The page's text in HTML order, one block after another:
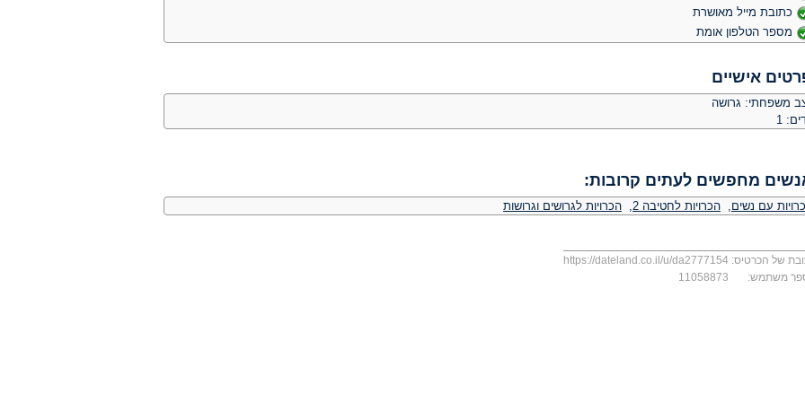
כתובת מייל מאושרת
מספר הטלפון אומת
אישיים
משפחתי: גרושה
1
מחפשים לעתים קרובות:
עם נשים, הכרויות לחטיבה 2 , הכרויות לגרושים וגרושות
של הכרטיס: https://dateland.co.il/u/da2777154
משתמש:
11058873